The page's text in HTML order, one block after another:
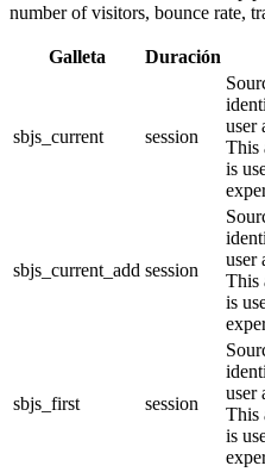
number of visitors, bounce rate,
Galleta Duración
sbjs_current session
user
This
is
sbjs_current_add session
user
This
is
sbjs_first session
user
This
is